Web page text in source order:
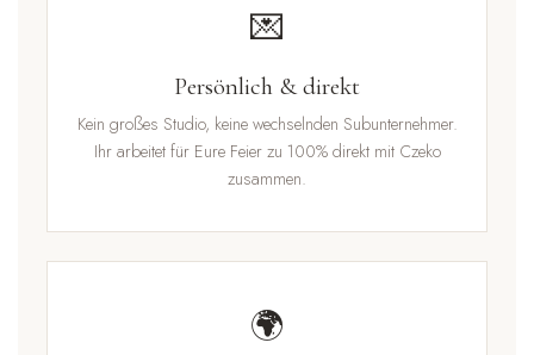
💌
Persönlich & direkt
Kein großes Studio, keine wechselnden Subunternehmer.
Ihr arbeitet für Eure Feier zu 100% direkt mit Czeko
zusammen.
🌍